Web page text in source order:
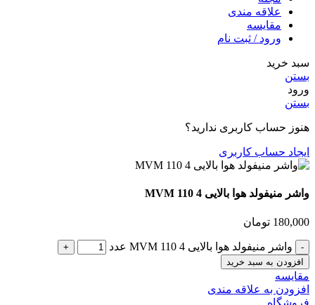
علاقه مندی
مقایسه
ورود / ثبت نام
سبد خرید
بستن
ورود
بستن
هنوز حساب کاربری ندارید؟
ایجاد حساب کاربری
واشر منیفولد هوا بالایی MVM 110 4
180,000 تومان
واشر منیفولد هوا بالایی MVM 110 4 عدد
افزودن به سبد خرید
مقایسه
افزودن به علاقه مندی
فروشگاه